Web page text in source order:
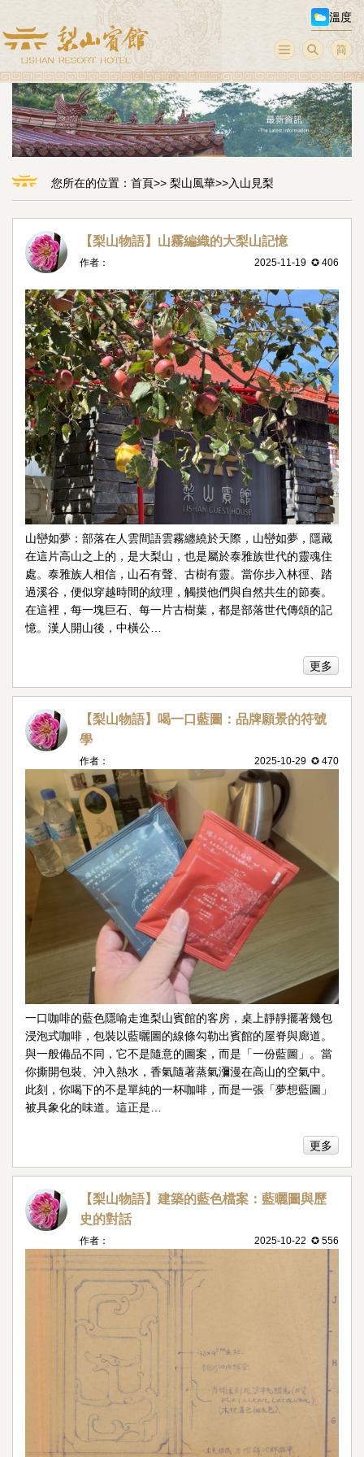
溫度
您所在的位置： 首頁>> 梨山風華>>入山見梨
【梨山物語】山霧編織的大梨山記憶
2025-11-19 ✪ 406
作者：
山巒如夢：部落在人雲間語雲霧纏繞於天際，山巒如夢，隱藏
在這片高山之上的，是大梨山，也是屬於泰雅族世代的靈魂住
處。泰雅族人相信，山石有聲、古樹有靈。當你步入林徑、踏
過溪谷，便似穿越時間的紋理，觸摸他們與自然共生的節奏。
在這裡，每一塊巨石、每一片古樹葉，都是部落世代傳頌的記
憶。漢人開山後，中橫公…
更多
【梨山物語】喝一口藍圖：品牌願景的符號
學
2025-10-29 ✪ 470
作者：
一口咖啡的藍色隱喻走進梨山賓館的客房，桌上靜靜擺著幾包
浸泡式咖啡，包裝以藍曬圖的線條勾勒出賓館的屋脊與廊道。
與一般備品不同，它不是隨意的圖案，而是「一份藍圖」。當
你撕開包裝、沖入熱水，香氣隨著蒸氣瀰漫在高山的空氣中。
此刻，你喝下的不是單純的一杯咖啡，而是一張「夢想藍圖」
被具象化的味道。這正是…
更多
【梨山物語】建築的藍色檔案：藍曬圖與歷
史的對話
2025-10-22 ✪ 556
作者：